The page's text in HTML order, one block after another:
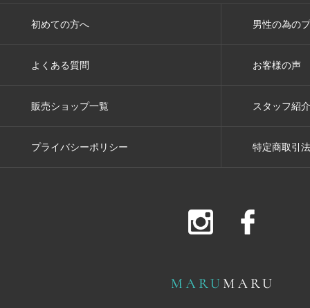
初めての方へ 男性の為の
よくある質問 お客様の声
販売ショップ一覧 スタッフ紹介
プライバシーポリシー 特定商取引